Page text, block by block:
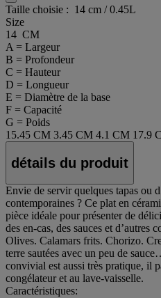
Taille choisie : 14 cm / 0.45L
Size
14 CM
A = Largeur
B = Profondeur
C = Hauteur
D = Longueur
E = Diamètre de la base
F = Capacité
G = Poids
15.45 CM 3.45 CM 4.1 CM 17.9
détails du produit
Envie de servir quelques tapas ou
contemporaines ? Ce plat en
pièce idéale pour présenter de
des en-cas, des sauces et d’autres
Olives. Calamars frits. Chorizo.
terre sautées avec un peu de
convivial est aussi très pratique, il
congélateur et au lave-vaisselle.
Caractéristiques: